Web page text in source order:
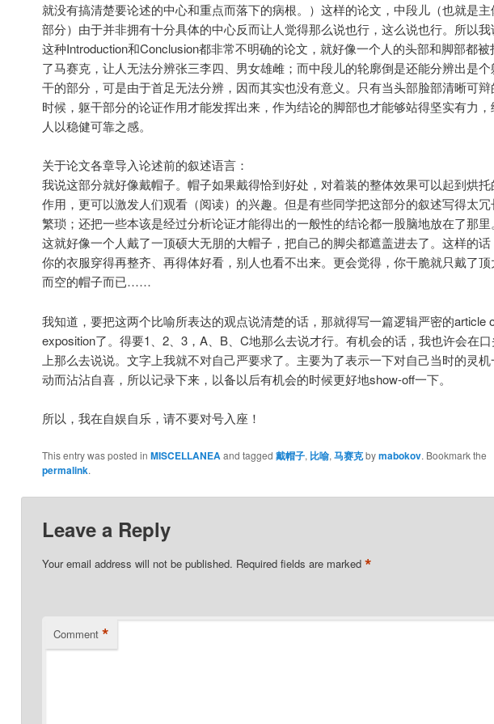
就没有搞清楚要论述的中心和重点而落下的病根。）这样的论文，中段儿（也就是主
部分）由于并非拥有十分具体的中心反而让人觉得那么说也行，这么说也行。所以我
这种Introduction和Conclusion都非常不明确的论文，就好像一个人的头部和脚部都被
了马赛克，让人无法分辨张三李四、男女雄雌；而中段儿的轮廓倒是还能分辨出是个
干的部分，可是由于首足无法分辨，因而其实也没有意义。只有当头部脸部清晰可辩
时候，躯干部分的论证作用才能发挥出来，作为结论的脚部也才能够站得坚实有力，
人以稳健可靠之感。
关于论文各章导入论述前的叙述语言：
我说这部分就好像戴帽子。帽子如果戴得恰到好处，对着装的整体效果可以起到烘托
作用，更可以激发人们观看（阅读）的兴趣。但是有些同学把这部分的叙述写得太冗
繁琐；还把一些本该是经过分析论证才能得出的一般性的结论都一股脑地放在了那里。
这就好像一个人戴了一顶硕大无朋的大帽子，把自己的脚尖都遮盖进去了。这样的话
你的衣服穿得再整齐、再得体好看，别人也看不出来。更会觉得，你干脆就只戴了顶
而空的帽子而已……
我知道，要把这两个比喻所表达的观点说清楚的话，那就得写一篇逻辑严密的article
exposition了。得要1、2、3，A、B、C地那么去说才行。有机会的话，我也许会在
上那么去说说。文字上我就不对自己严要求了。主要为了表示一下对自己当时的灵机
动而沾沾自喜，所以记录下来，以备以后有机会的时候更好地show-off一下。
所以，我在自娱自乐，请不要对号入座！
This entry was posted in MISCELLANEA and tagged 戴帽子, 比喻, 马赛克bymabokov. Bookmark the
permalink.
Leave a Reply
Your email address will not be published. Required fields are marked *
Comment *